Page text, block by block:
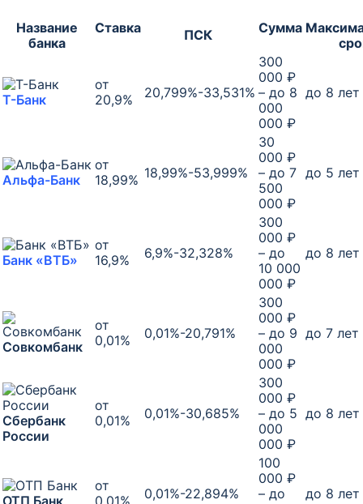
Название
банка
Ставка ПСК Сумма
Т-Банк
от
20,9%
20,799%-33,531%
300
000 ₽
– до 8
000
000 ₽
до 8 лет
Альфа-Банк
от
18,99% 18,99%-53,999%
30
000 ₽
– до 7
500
000 ₽
до 5 лет
Банк «ВТБ»
от
16,9%
6,9%-32,328%
300
000 ₽
– до
10 000
000 ₽
до 8 лет
Совкомбанк
от
0,01%
0,01%-20,791%
300
000 ₽
– до 9
000
000 ₽
до 7 лет
Сбербанк
России
от
0,01%
0,01%-30,685%
300
000 ₽
– до 5
000
000 ₽
до 8 лет
ОТП Банк
от
0,01%
0,01%-22,894%
100
000 ₽
– до
до 8 лет